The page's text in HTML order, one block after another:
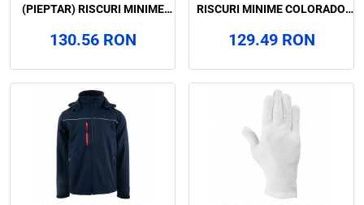
(PIEPTAR) RISCURI MINIME
ART.35B7
130.56 RON
RISCURI MINIME COLORADO,
129.49 RON